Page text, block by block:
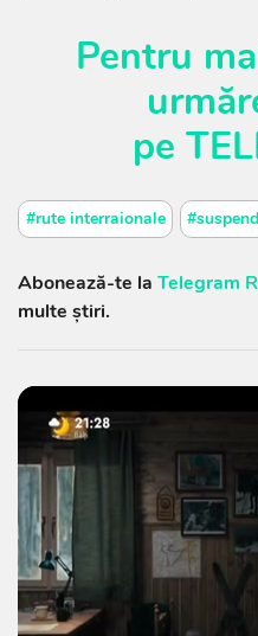
Pentru
pe
#rute interraionale
Abonează-te la Telegram
multe știri.